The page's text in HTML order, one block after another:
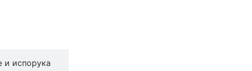
и испорука